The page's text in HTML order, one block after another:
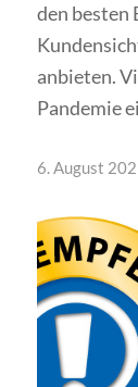
den besten
anbieten.
Pandemie
6. August